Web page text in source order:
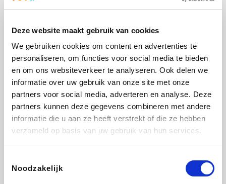
Deze website maakt gebruik van cookies
We gebruiken cookies om content en advertenties te
personaliseren, om functies voor social media te bieden
en om ons websiteverkeer te analyseren. Ook delen we
informatie over uw gebruik van onze site met onze
partners voor social media, adverteren en analyse. Deze
partners kunnen deze gegevens combineren met andere
informatie die u aan ze heeft verstrekt of die ze hebben
verzameld op basis van uw gebruik van hun services.
Noodzakelijk
Weekendesk Sarenza Schiesser Interhome
Lufthansa